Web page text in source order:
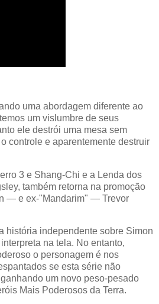
uma abordagem diferente ao
um vislumbre de seus
ele destrói uma mesa sem
controle e aparentemente destruir
3 e Shang-Chi e a Lenda dos
também retorna na promoção
— e ex-"Mandarim" — Trevor
história independente sobre Simon
na tela. No entanto,
o personagem é nos
se esta série não
um novo peso-pesado
Mais Poderosos da Terra.